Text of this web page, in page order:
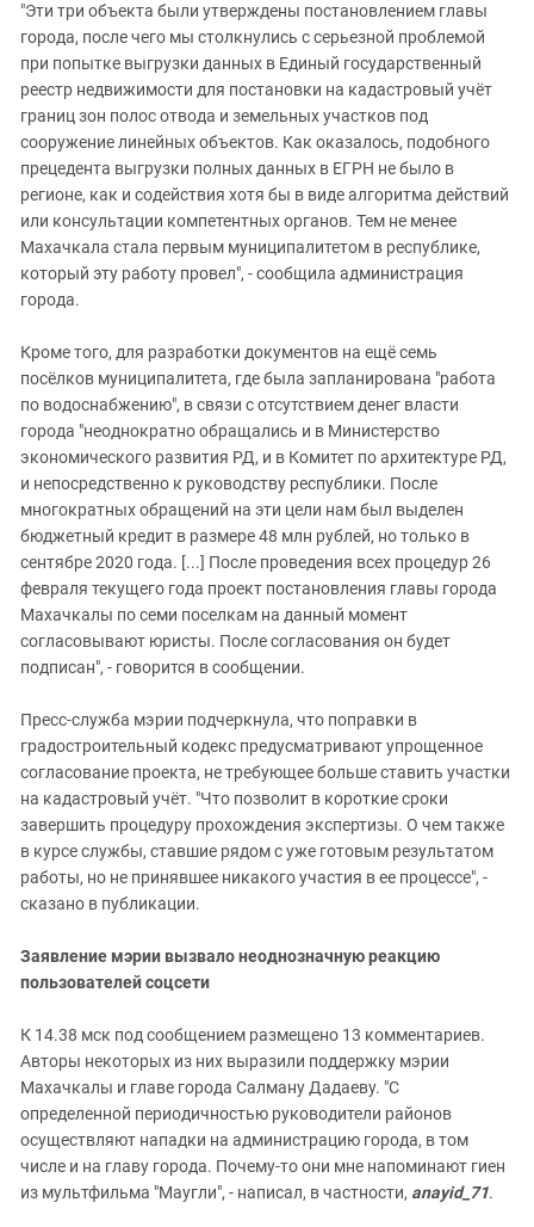
"Эти три объекта были утверждены постановлением главы
города, после чего мы столкнулись с серьезной проблемой
при попытке выгрузки данных в Единый государственный
реестр недвижимости для постановки на кадастровый учёт
границ зон полос отвода и земельных участков под
сооружение линейных объектов. Как оказалось, подобного
прецедента выгрузки полных данных в ЕГРН не было в
регионе, как и содействия хотя бы в виде алгоритма действий
или консультации компетентных органов. Тем не менее
Махачкала стала первым муниципалитетом в республике,
который эту работу провел", - сообщила администрация
города.
Кроме того, для разработки документов на ещё семь
посёлков муниципалитета, где была запланирована "работа
по водоснабжению", в связи с отсутствием денег власти
города "неоднократно обращались и в Министерство
экономического развития РД, и в Комитет по архитектуре РД,
и непосредственно к руководству республики. После
многократных обращений на эти цели нам был выделен
бюджетный кредит в размере 48 млн рублей, но только в
сентябре 2020 года. [...] После проведения всех процедур 26
февраля текущего года проект постановления главы города
Махачкалы по семи поселкам на данный момент
согласовывают юристы. После согласования он будет
подписан", - говорится в сообщении.
Пресс-служба мэрии подчеркнула, что поправки в
градостроительный кодекс предусматривают упрощенное
согласование проекта, не требующее больше ставить участки
на кадастровый учёт. "Что позволит в короткие сроки
завершить процедуру прохождения экспертизы. О чем также
в курсе службы, ставшие рядом с уже готовым результатом
работы, но не принявшее никакого участия в ее процессе", -
сказано в публикации.
Заявление мэрии вызвало неоднозначную реакцию
пользователей соцсети
К 14.38 мск под сообщением размещено 13 комментариев.
Авторы некоторых из них выразили поддержку мэрии
Махачкалы и главе города Салману Дадаеву. "С
определенной периодичностью руководители районов
осуществляют нападки на администрацию города, в том
числе и на главу города. Почему-то они мне напоминают гиен
из мультфильма "Маугли", - написал, в частности, anayid_71.